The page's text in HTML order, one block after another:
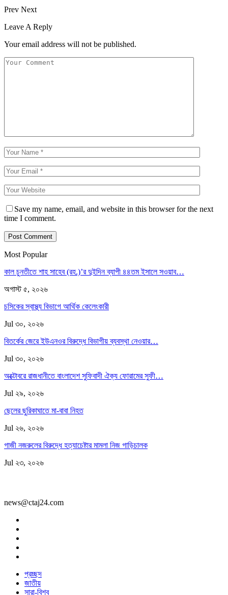
Prev Next
Leave A Reply
Your email address will not be published.
Save my name, email, and website in this browser for the next
time I comment.
Most Popular
কাল চুনতীতে শাহ সাহেব (রহ.)’র দুইদিন ব্যাপী ৪৪তম ইসালে সওয়াব…
অগাস্ট ৫, ২০২৬
চসিকের স্বাস্থ্য বিভাগে আর্থিক কেলেংকারী
Jul ৩০, ২০২৬
বিতর্কের জেরে ইউএনওর বিরুদ্ধে বিভাগীয় ব্যবস্থা নেওয়ার…
Jul ৩০, ২০২৬
অক্টোবরে রাজধানীতে বাংলাদেশ সুফিবাদী ঐক্য ফোরামের সুফী…
Jul ২৯, ২০২৬
ছেলের ছুরিকাঘাতে মা-বাবা নিহত
Jul ২৬, ২০২৬
গাজী নজরুলের বিরুদ্ধে হত্যাচেষ্টার মামলা নিজ গাড়িচালক
Jul ২৩, ২০২৬
news@ctaj24.com
প্রচ্ছদ
জাতীয়
সারা-বিশ্ব